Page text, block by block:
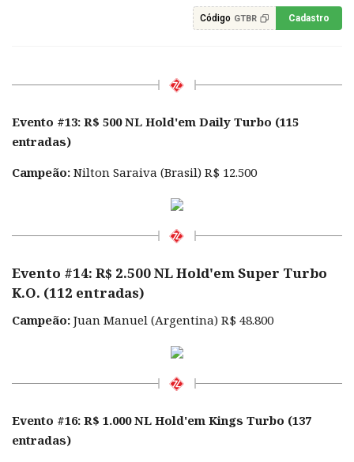
Código GTBR Cadastro
Evento #13: R$ 500 NL Hold'em Daily Turbo (115
entradas)
Campeão: Nilton Saraiva (Brasil) R$ 12.500
Evento #14: R$ 2.500 NL Hold'em Super Turbo
K.O. (112 entradas)
Campeão: Juan Manuel (Argentina) R$ 48.800
Evento #16: R$ 1.000 NL Hold'em Kings Turbo (137
entradas)